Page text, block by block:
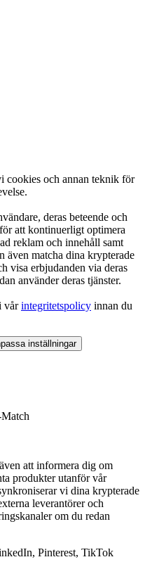
cookies och annan teknik för
deras beteende och
att kontinuerligt optimera
reklam och innehåll samt
även matcha dina krypterade
visa erbjudanden via deras
använder deras tjänster.
vårintegritetspolicy innan du
inställningar
att informera dig om
produkter utanför vår
vi dina krypterade
leverantörer och
om du redan
Pinterest, TikTok